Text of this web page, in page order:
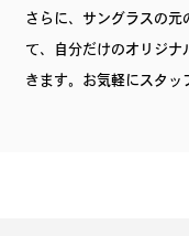
さらに、サングラスの元
て、自分だけのオリジナ
きます。お気軽にスタッ